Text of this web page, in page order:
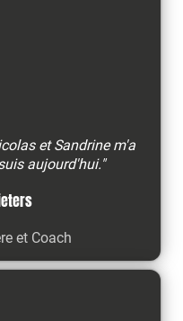
et Sandrine m'a
aujourd'hui."
et Coach